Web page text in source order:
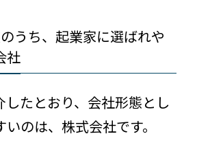
うち、起業家に選ばれや
社
したとおり、会社形態とし
のは、株式会社です。